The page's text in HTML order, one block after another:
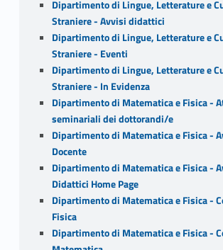
Dipartimento di Lingue, Letterature e
Straniere - Avvisi didattici
Dipartimento di Lingue, Letterature e
Straniere - Eventi
Dipartimento di Lingue, Letterature e
Straniere - In Evidenza
Dipartimento di Matematica e Fisica -
seminariali dei dottorandi/e
Dipartimento di Matematica e Fisica -
Docente
Dipartimento di Matematica e Fisica -
Didattici Home Page
Dipartimento di Matematica e Fisica -
Fisica
Dipartimento di Matematica e Fisica -